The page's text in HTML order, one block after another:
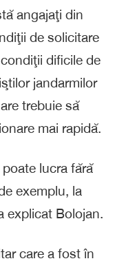
angajaţi din
de solicitare
dificile de
jandarmilor
trebuie să
mai rapidă.
lucra fără
exemplu, la
explicat Bolojan.
care a fost în